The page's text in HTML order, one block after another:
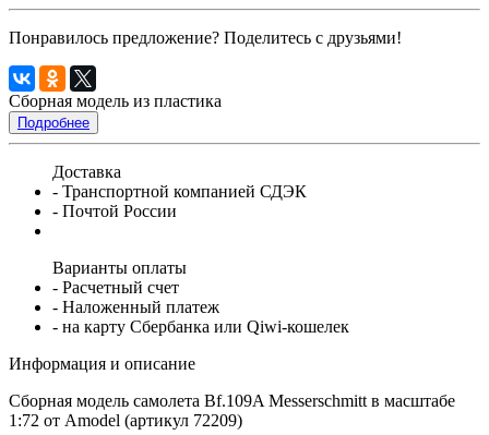
Понравилось предложение? Поделитесь с друзьями!
Сборная модель из пластика
Подробнее
Доставка
- Транспортной компанией СДЭК
- Почтой России
Варианты оплаты
- Расчетный счет
- Наложенный платеж
- на карту Сбербанка или Qiwi-кошелек
Информация и описание
Сборная модель самолета Bf.109A Messerschmitt в масштабе
1:72 от Amodel (артикул 72209)